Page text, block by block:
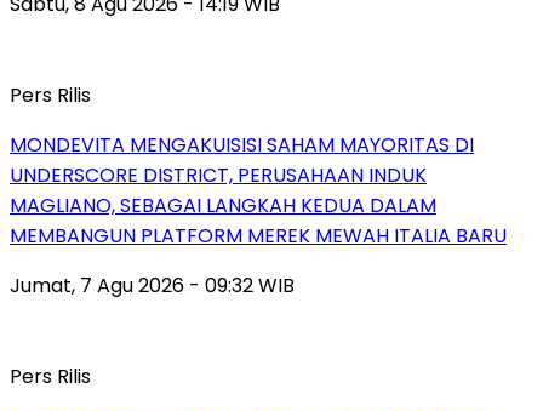
Pers Rilis
MONDEVITA MENGAKUISISI SAHAM MAYORITAS DI
UNDERSCORE DISTRICT, PERUSAHAAN INDUK
MAGLIANO, SEBAGAI LANGKAH KEDUA DALAM
MEMBANGUN PLATFORM MEREK MEWAH ITALIA BARU
Jumat, 7 Agu 2026 - 09:32 WIB
Pers Rilis